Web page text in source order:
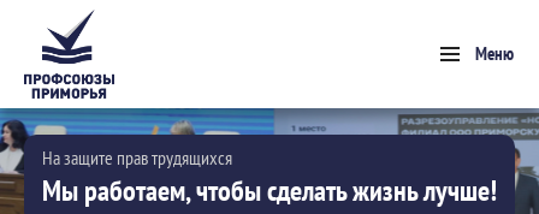
Меню
На защите прав трудящихся
Мы работаем, чтобы сделать жизнь лучше!